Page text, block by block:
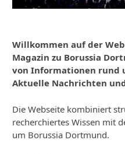
Willkommen auf der
Magazin zu Borussia
von Informationen rund
Aktuelle Nachrichten
Die Webseite kombiniert
recherchiertes Wissen mit
um Borussia Dortmund.